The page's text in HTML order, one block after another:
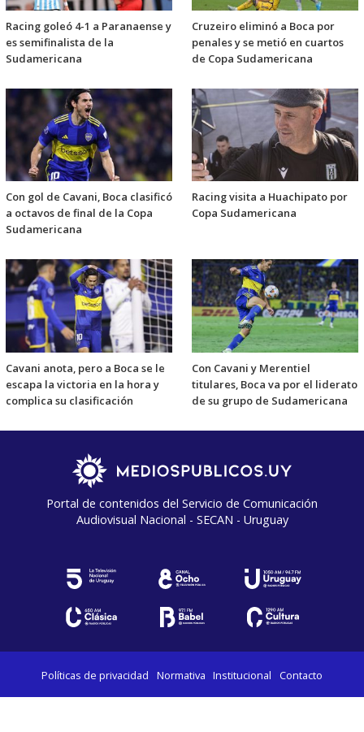
Racing goleó 4-1 a Paranaense y
es semifinalista de la
Sudamericana
Cruzeiro eliminó a Boca por
penales y se metió en cuartos
de Copa Sudamericana
Con gol de Cavani, Boca clasificó
a octavos de final de la Copa
Sudamericana
Racing visita a Huachipato por
Copa Sudamericana
Cavani anota, pero a Boca se le
escapa la victoria en la hora y
complica su clasificación
Con Cavani y Merentiel
titulares, Boca va por el liderato
de su grupo de Sudamericana
Portal de contenidos del Servicio de Comunicación
Audiovisual Nacional - SECAN - Uruguay
Políticas de privacidad Normativa Institucional Contacto